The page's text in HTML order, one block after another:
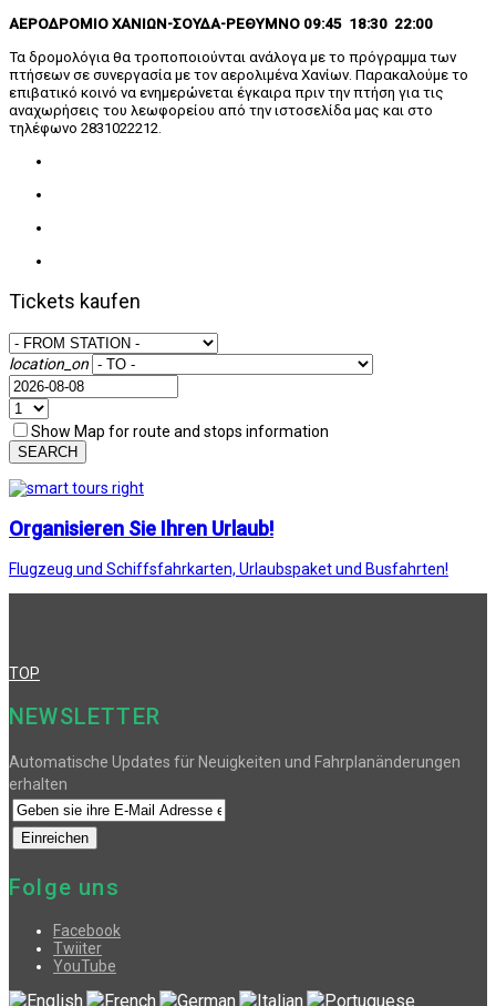
ΑΕΡΟΔΡΟΜΙΟ ΧΑΝΙΩΝ-ΣΟΥΔΑ-ΡΕΘΥΜΝΟ 09:45 18:30 22:00
Τα δρομολόγια θα τροποποιούνται ανάλογα με το πρόγραμμα των
πτήσεων σε συνεργασία με τον αερολιμένα Χανίων. Παρακαλούμε το
επιβατικό κοινό να ενημερώνεται έγκαιρα πριν την πτήση για τις
αναχωρήσεις του λεωφορείου από την ιστοσελίδα μας και στο
τηλέφωνο 2831022212.
Tickets kaufen
location_on
Show Map for route and stops information
SEARCH
Organisieren Sie Ihren Urlaub!
Flugzeug und Schiffsfahrkarten, Urlaubspaket und Busfahrten!
TOP
NEWSLETTER
Automatische Updates für Neuigkeiten und Fahrplanänderungen
erhalten
Folge uns
Facebook
Twiiter
YouTube